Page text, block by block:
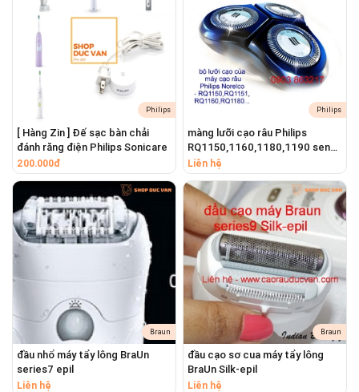
LT8C
Kiểu dáng: hộp chữ nhật
Màu sắc:Đen
Chất liệu: Nhựa EVA
Kích thước vỏ hộp: ~ 18cm x 8cm x 7cm
g
Lưu ý : Cho phép sai lệch 0.5cm-1cm do được đo thủ
công
Philips
[ Hàng Zin ] Đế sạc bàn chải
đánh răng điện Philips Sonicare
200.000đ
Philips
màng lưỡi cạo râu Philips
RQ1150,1160,1180,1190 senso
Touch 2D
Liên hệ
Braun
đầu nhổ máy tẩy lông BraUn
series7 epil
Liên hệ
Braun
đầu cạo sơ cua máy tẩy lông
BraUn Silk-epil
Liên hệ